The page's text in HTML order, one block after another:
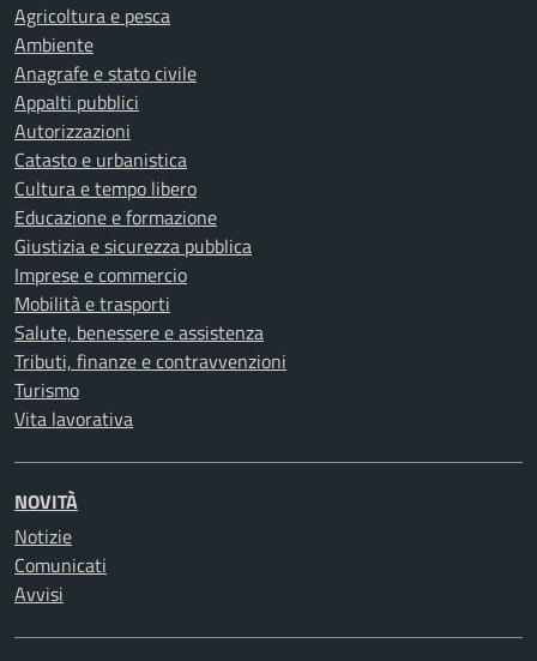
Agricoltura e pesca
Ambiente
Anagrafe e stato civile
Appalti pubblici
Autorizzazioni
Catasto e urbanistica
Cultura e tempo libero
Educazione e formazione
Giustizia e sicurezza pubblica
Imprese e commercio
Mobilità e trasporti
Salute, benessere e assistenza
Tributi, finanze e contravvenzioni
Turismo
Vita lavorativa
NOVITÀ
Notizie
Comunicati
Avvisi